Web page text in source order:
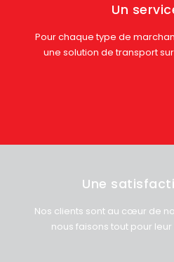
Un
Pour chaque type de
une solution de transport
Une
Nos clients sont au cœur de
nous faisons tout pour